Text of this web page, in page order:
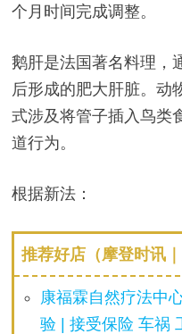
个月时间完成调整。
鹅肝是法国著名料理，
后形成的肥大肝脏。动
式涉及将管子插入鸟类
道行为。
根据新法：
推荐好店（摩登时讯
康福霖自然疗法中
验 | 接受保险 车祸